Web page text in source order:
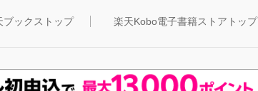
ブックストップ 楽天Kobo電子書籍ストアトップ